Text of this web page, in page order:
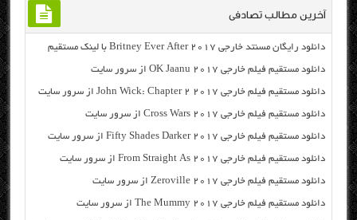
آخرین مطالب تصادفی
دانلود رایگان مسنتد خارجی Britney Ever After 2017 با لینک مستقیم
دانلود مستقیم فیلم خارجی OK Jaanu 2017 از سرور سایت
دانلود مستقیم فیلم خارجی John Wick: Chapter 2 2017 از سرور سایت
دانلود مستقیم فیلم خارجی Cross Wars 2017 از سرور سایت
دانلود مستقیم فیلم خارجی Fifty Shades Darker 2017 از سرور سایت
دانلود مستقیم فیلم خارجی From Straight As 2017 از سرور سایت
دانلود مستقیم فیلم خارجی Zeroville 2017 از سرور سایت
دانلود مستقیم فیلم خارجی The Mummy 2017 از سرور سایت